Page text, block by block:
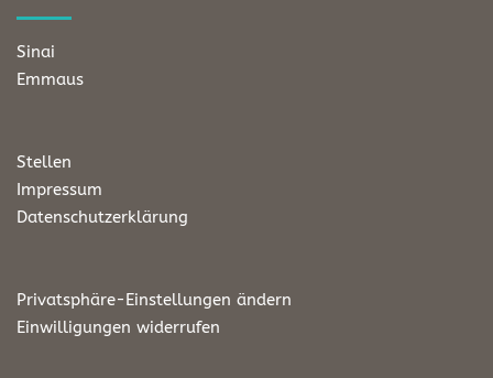
Sinai
Emmaus
Stellen
Impressum
Datenschutzerklärung
Privatsphäre-Einstellungen ändern
Einwilligungen widerrufen